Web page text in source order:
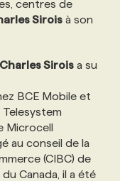
centres de
Sirois à son
Charles Sirois a su
BCE Mobile et
Microcell
au conseil de la
(CIBC) de
Canada, il a été